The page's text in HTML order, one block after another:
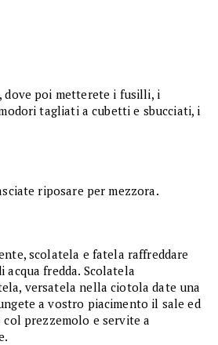
poi metterete i fusilli, i
tagliati a cubetti e sbucciati, i
riposare per mezzora.
scolatela e fatela raffreddare
fredda. Scolatela
versatela nella ciotola date una
a vostro piacimento il sale ed
prezzemolo e servite a